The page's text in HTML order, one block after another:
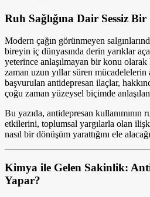
Ruh Sağlığına Dair Sessiz Bir
Modern çağın görünmeyen
bireyin iç dünyasında derin yarıklar
yeterince anlaşılmayan bir konu olarak
zaman uzun yıllar süren mücadelelerin
başvurulan antidepresan ilaçlar,
çoğu zaman yüzeysel biçimde
Bu yazıda, antidepresan
etkilerini, toplumsal yargılarla olan
nasıl bir dönüşüm yarattığını ele
Kimya ile Gelen Sakinlik:
Yapar?